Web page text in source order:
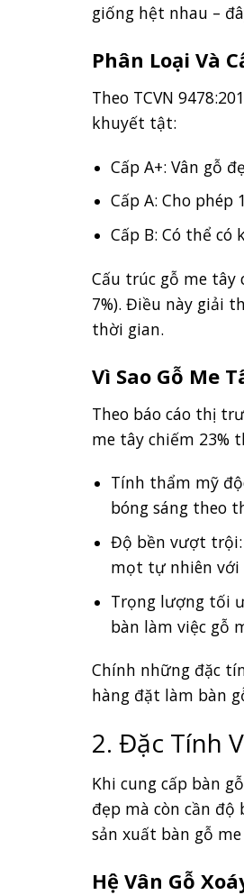
giống hệt nhau –
Phân Loại Và
Theo TCVN
khuyết tật:
Cấp A+: Vân gỗ
Cấp A: Cho phép
Cấp B: Có thể
Cấu trúc gỗ me tây
7%). Điều này giải
thời gian.
Vì Sao Gỗ Me
Theo báo cáo thị
me tây chiếm 23%
Tính thẩm mỹ
bóng sáng theo
Độ bền vượt trội:
mọt tự nhiên với
Trọng lượng tối
bàn làm việc gỗ
Chính những đặc
hàng đặt làm bàn
2. Đặc Tính
Khi cung cấp bàn
đẹp mà còn cần
sản xuất bàn gỗ
Hệ Vân Gỗ